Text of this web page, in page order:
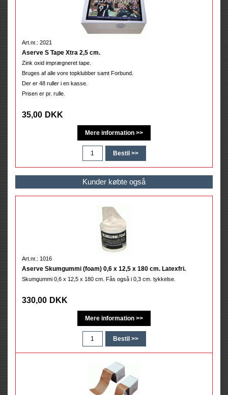
Art.nr.: 2021
Aserve S Tape Xtra 2,5 cm.
Zink oxid imprægneret tape.
Bruges af alle vore topklubber samt Forbund.
Der er 48 ruller i en kasse.
Prisen er pr. rulle.
35,00 DKK
Kunder købte også
Art.nr.: 1016
Aserve Skumgummi (foam) 0,6 x 12,5 x 180 cm. Latexfri.
Skumgummi 0,6 x 12,5 x 180 cm. Fås også i 0,3 cm. tykkelse.
330,00 DKK